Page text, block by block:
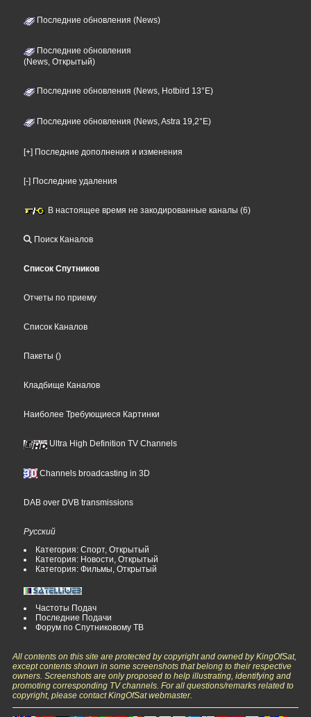
Последние обновления (News)
Последние обновления
(News, Открытый)
Последние обновления (News, Hotbird 13°E)
Последние обновления (News, Astra 19,2°E)
[+] Последние дополнения и изменения
[-] Последние удаления
В настоящее время не закодированные каналы (6)
Поиск Каналов
Список Спутников
Отчеты по приему
Список Каналов
Пакеты ()
Кладбище Каналов
Наиболее Требующиеся Картинки
Ultra High Definition TV Channels
Channels broadcasting in 3D
DAB over DVB transmissions
Русский
Категория: Спорт, Открытый
Категория: Новости, Открытый
Категория: Фильмы, Открытый
Частоты Подач
Последние Подачи
Форум по Спутниковому ТВ
All contents on this site are protected by copyright and owned by KingOfSat,
except contents shown in some screenshots that belong to their respective
owners. Screenshots are only proposed to help illustrating, identifying and
promoting corresponding TV channels. For all questions/remarks related to
copyright, please contact KingOfSat webmaster.